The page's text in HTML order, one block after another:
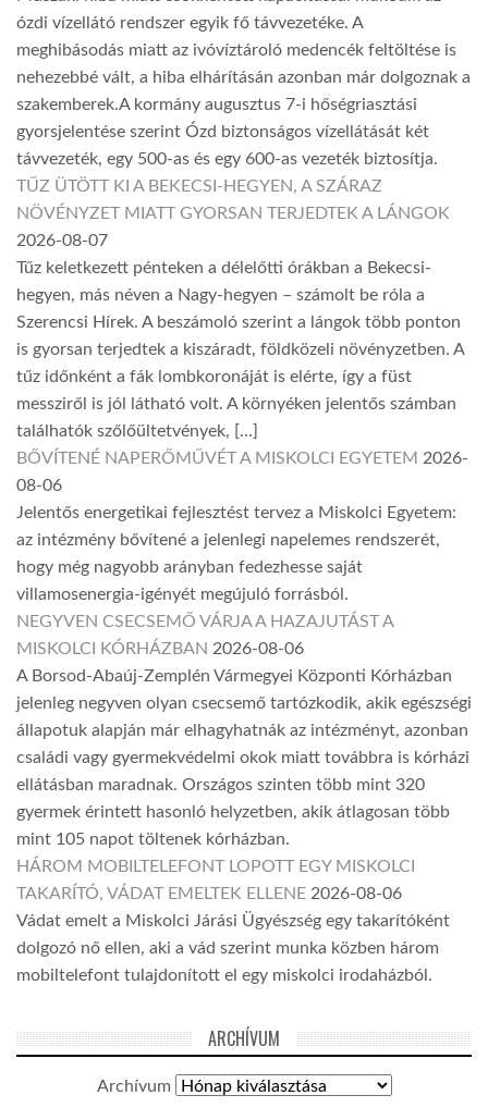
ózdi vízellátó rendszer egyik fő távvezetéke. A
meghibásodás miatt az ivóvíztároló medencék feltöltése is
nehezebbé vált, a hiba elhárításán azonban már dolgoznak a
szakemberek.A kormány augusztus 7-i hőségriasztási
gyorsjelentése szerint Ózd biztonságos vízellátását két
távvezeték, egy 500-as és egy 600-as vezeték biztosítja.
TŰZ ÜTÖTT KI A BEKECSI-HEGYEN, A SZÁRAZ
NÖVÉNYZET MIATT GYORSAN TERJEDTEK A LÁNGOK
2026-08-07
Tűz keletkezett pénteken a délelőtti órákban a Bekecsi-
hegyen, más néven a Nagy-hegyen – számolt be róla a
Szerencsi Hírek. A beszámoló szerint a lángok több ponton
is gyorsan terjedtek a kiszáradt, földközeli növényzetben. A
tűz időnként a fák lombkoronáját is elérte, így a füst
messziről is jól látható volt. A környéken jelentős számban
találhatók szőlőültetvények, […]
BŐVÍTENÉ NAPERŐMŰVÉT A MISKOLCI EGYETEM 2026-
08-06
Jelentős energetikai fejlesztést tervez a Miskolci Egyetem:
az intézmény bővítené a jelenlegi napelemes rendszerét,
hogy még nagyobb arányban fedezhesse saját
villamosenergia-igényét megújuló forrásból.
NEGYVEN CSECSEMŐ VÁRJA A HAZAJUTÁST A
MISKOLCI KÓRHÁZBAN 2026-08-06
A Borsod-Abaúj-Zemplén Vármegyei Központi Kórházban
jelenleg negyven olyan csecsemő tartózkodik, akik egészségi
állapotuk alapján már elhagyhatnák az intézményt, azonban
családi vagy gyermekvédelmi okok miatt továbbra is kórházi
ellátásban maradnak. Országos szinten több mint 320
gyermek érintett hasonló helyzetben, akik átlagosan több
mint 105 napot töltenek kórházban.
HÁROM MOBILTELEFONT LOPOTT EGY MISKOLCI
TAKARÍTÓ, VÁDAT EMELTEK ELLENE 2026-08-06
Vádat emelt a Miskolci Járási Ügyészség egy takarítóként
dolgozó nő ellen, aki a vád szerint munka közben három
mobiltelefont tulajdonított el egy miskolci irodaházból.
ARCHÍVUM
Archívum